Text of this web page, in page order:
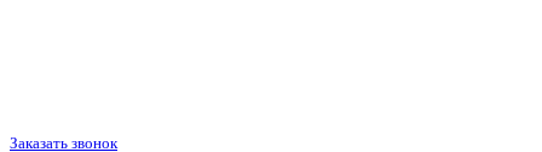
Заказать звонок